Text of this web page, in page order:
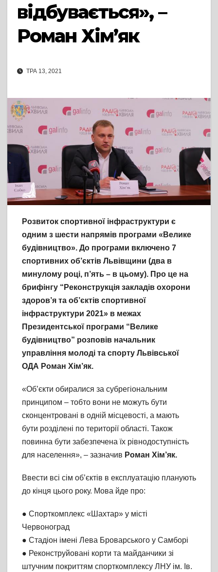
відбувається», –
Роман Хім’як
ТРА 13, 2021
Розвиток спортивної інфраструктури є
одним з шести напрямів програми «Велике
будівництво». До програми включено 7
спортивних об’єктів Львівщини (два в
минулому році, п’ять – в цьому). Про це на
брифінгу “Реконструкція закладів охорони
здоров’я та об’єктів спортивної
інфраструктури 2021» в межах
Президентської програми “Велике
будівництво” розповів начальник
управління молоді та спорту Львівської
ОДА Роман Хім’як.
«Об’єкти обиралися за субрегіональним
принципом – тобто вони не можуть бути
сконцентровані в одній місцевості, а мають
бути розділені по території області. Також
повинна бути забезпечена їх рівнодоступність
для населення», – зазначив Роман Хім’як.
Ввести всі сім об’єктів в експлуатацію планують
до кінця цього року. Мова йде про:
● Спорткомплекс «Шахтар» у місті
Червоноград
● Стадіон імені Лева Броварського у Самборі
● Реконструйовані корти та майданчики зі
штучним покриттям спорткомплексу ЛНУ ім. Ів.